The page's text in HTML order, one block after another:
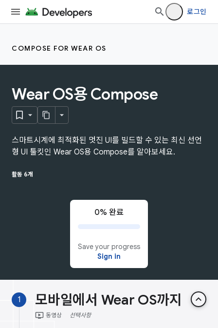
로그인
COMPOSE FOR WEAR OS
Wear OS용 Compose
스마트시계에 최적화된 멋진 UI를 빌드할 수 있는 최신 선언
형 UI 툴킷인 Wear OS용 Compose를 알아보세요.
활동 6개
0% 완료
Save your progress
Sign in
1 모바일에서 Wear OS까지 keyboard_arrow_up
ondemand_video 동영상 선택사항